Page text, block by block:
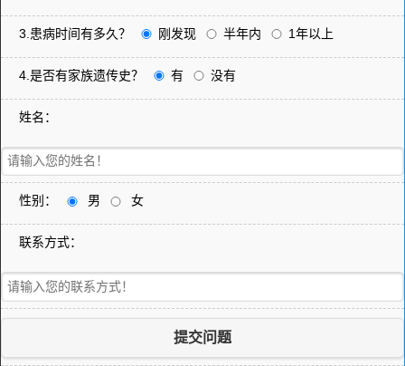
3.患病时间有多久？ 刚发现 半年内 1年以上
4.是否有家族遗传史？ 有 没有
姓名：
性别： 男 女
联系方式：
提交问题